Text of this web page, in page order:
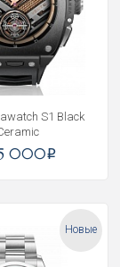
S1 Black
000i
Новые